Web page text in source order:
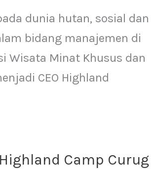
dunia hutan, sosial dan
bidang manajemen di
Wisata Minat Khusus dan
CEO Highland
Camp Curug